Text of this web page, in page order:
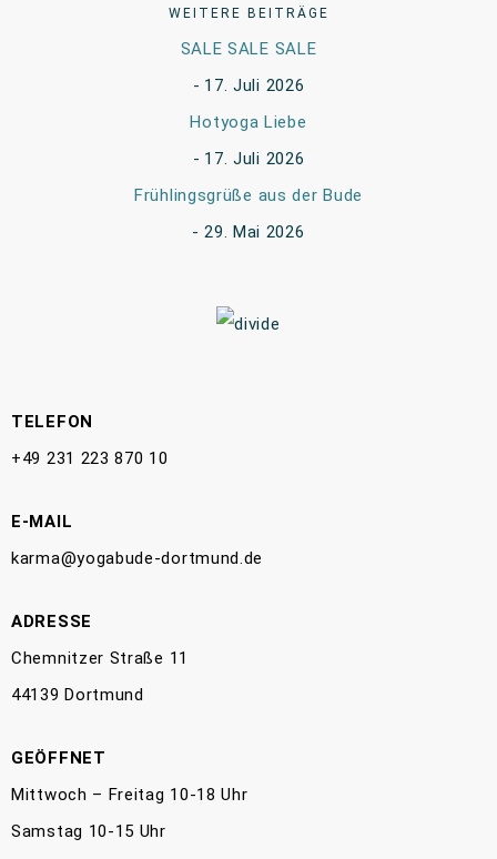
WEITERE BEITRÄGE
SALE SALE SALE
17. Juli 2026
Hotyoga Liebe
17. Juli 2026
Frühlingsgrüße aus der Bude
29. Mai 2026
TELEFON
+49 231 223 870 10
E-MAIL
karma@yogabude-dortmund.de
ADRESSE
Chemnitzer Straße 11
44139 Dortmund
GEÖFFNET
Mittwoch – Freitag 10-18 Uhr
Samstag 10-15 Uhr